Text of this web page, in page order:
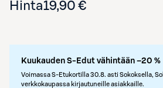
Hinta19,90 €
Kuukauden S-Edut vähintään –20 %
Voimassa S-Etukortilla 30.8. asti Sokoksella,
verkkokaupassa kirjautuneille asiakkaille.